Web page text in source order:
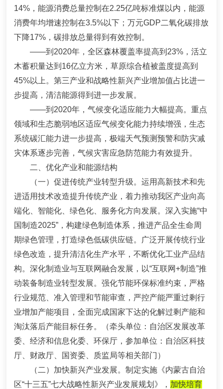
14% ，能源消费总量控制在2.25亿吨标准煤以内，能源
消费年均增速控制在3.5%以下；万元GDP二氧化碳排放
下降17% ，碳排放总量得到有效控制。
——到 2020年，全区森林覆盖率提高到 23% ，活立
木蓄积量达到 16亿立方米，草原综合植被盖度提高到
45%以上 。第三产业和战略性新兴产业增加值占比进一
步提高，清洁能源得到进一步发展。
——到 2020年，气候变化适应能力大幅提高。重点
领域和生态脆弱地区适应气候变化能力持续增强，生态
系统碳汇能力进一步提高，极端天气预测预警和防灾减
灾体系逐步完善，气候灾害应急防范能力有效提升。
二、优化产业和能源结构
（一）促进传统产业转型升级。运用高新技术和先
进适用技术改造提升传统产业，着力推动我区产业向高
端化、智能化、绿色化、服务化方向发展。深入实施“中
国制造2025” ，构建绿色制造体系，推进产品全生命周
期绿色管理，打造绿色低碳供应链。广泛开展传统行业
绿色改造，提升清洁化生产水平，不断优化工业产品结
构。深化制造业与互联网融合发展，以“互联网+制造”推
动装备制造业转型发展。强化节能环保标准约束，严格
行业规范、准入管理和节能审查，严控产能严重过剩行
业增加产能项目，全面完成国家下达的化解过剩产能和
淘汰落后产能目标任务。
（牵头单位：自治区发展改革
委、经济和信息化委、环保厅，参加单位：自治区科技
厅、财政厅、国资委、质监局等相关部门）
（二）加快新兴产业发展。制定实施《内蒙古自治
区“十三五”七大战略性新兴产业发展规划》， 加快培育